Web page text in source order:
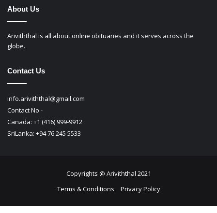
About Us
Ariviththal is all about online obituaries and it serves across the
globe.
Contact Us
info.ariviththal@gmail.com
Contact No -
Canada: +1 (416) 999-9912
SriLanka: +94 76 245 5533
Copyrights @ Ariviththal 2021
Terms & Conditions
Privacy Policy